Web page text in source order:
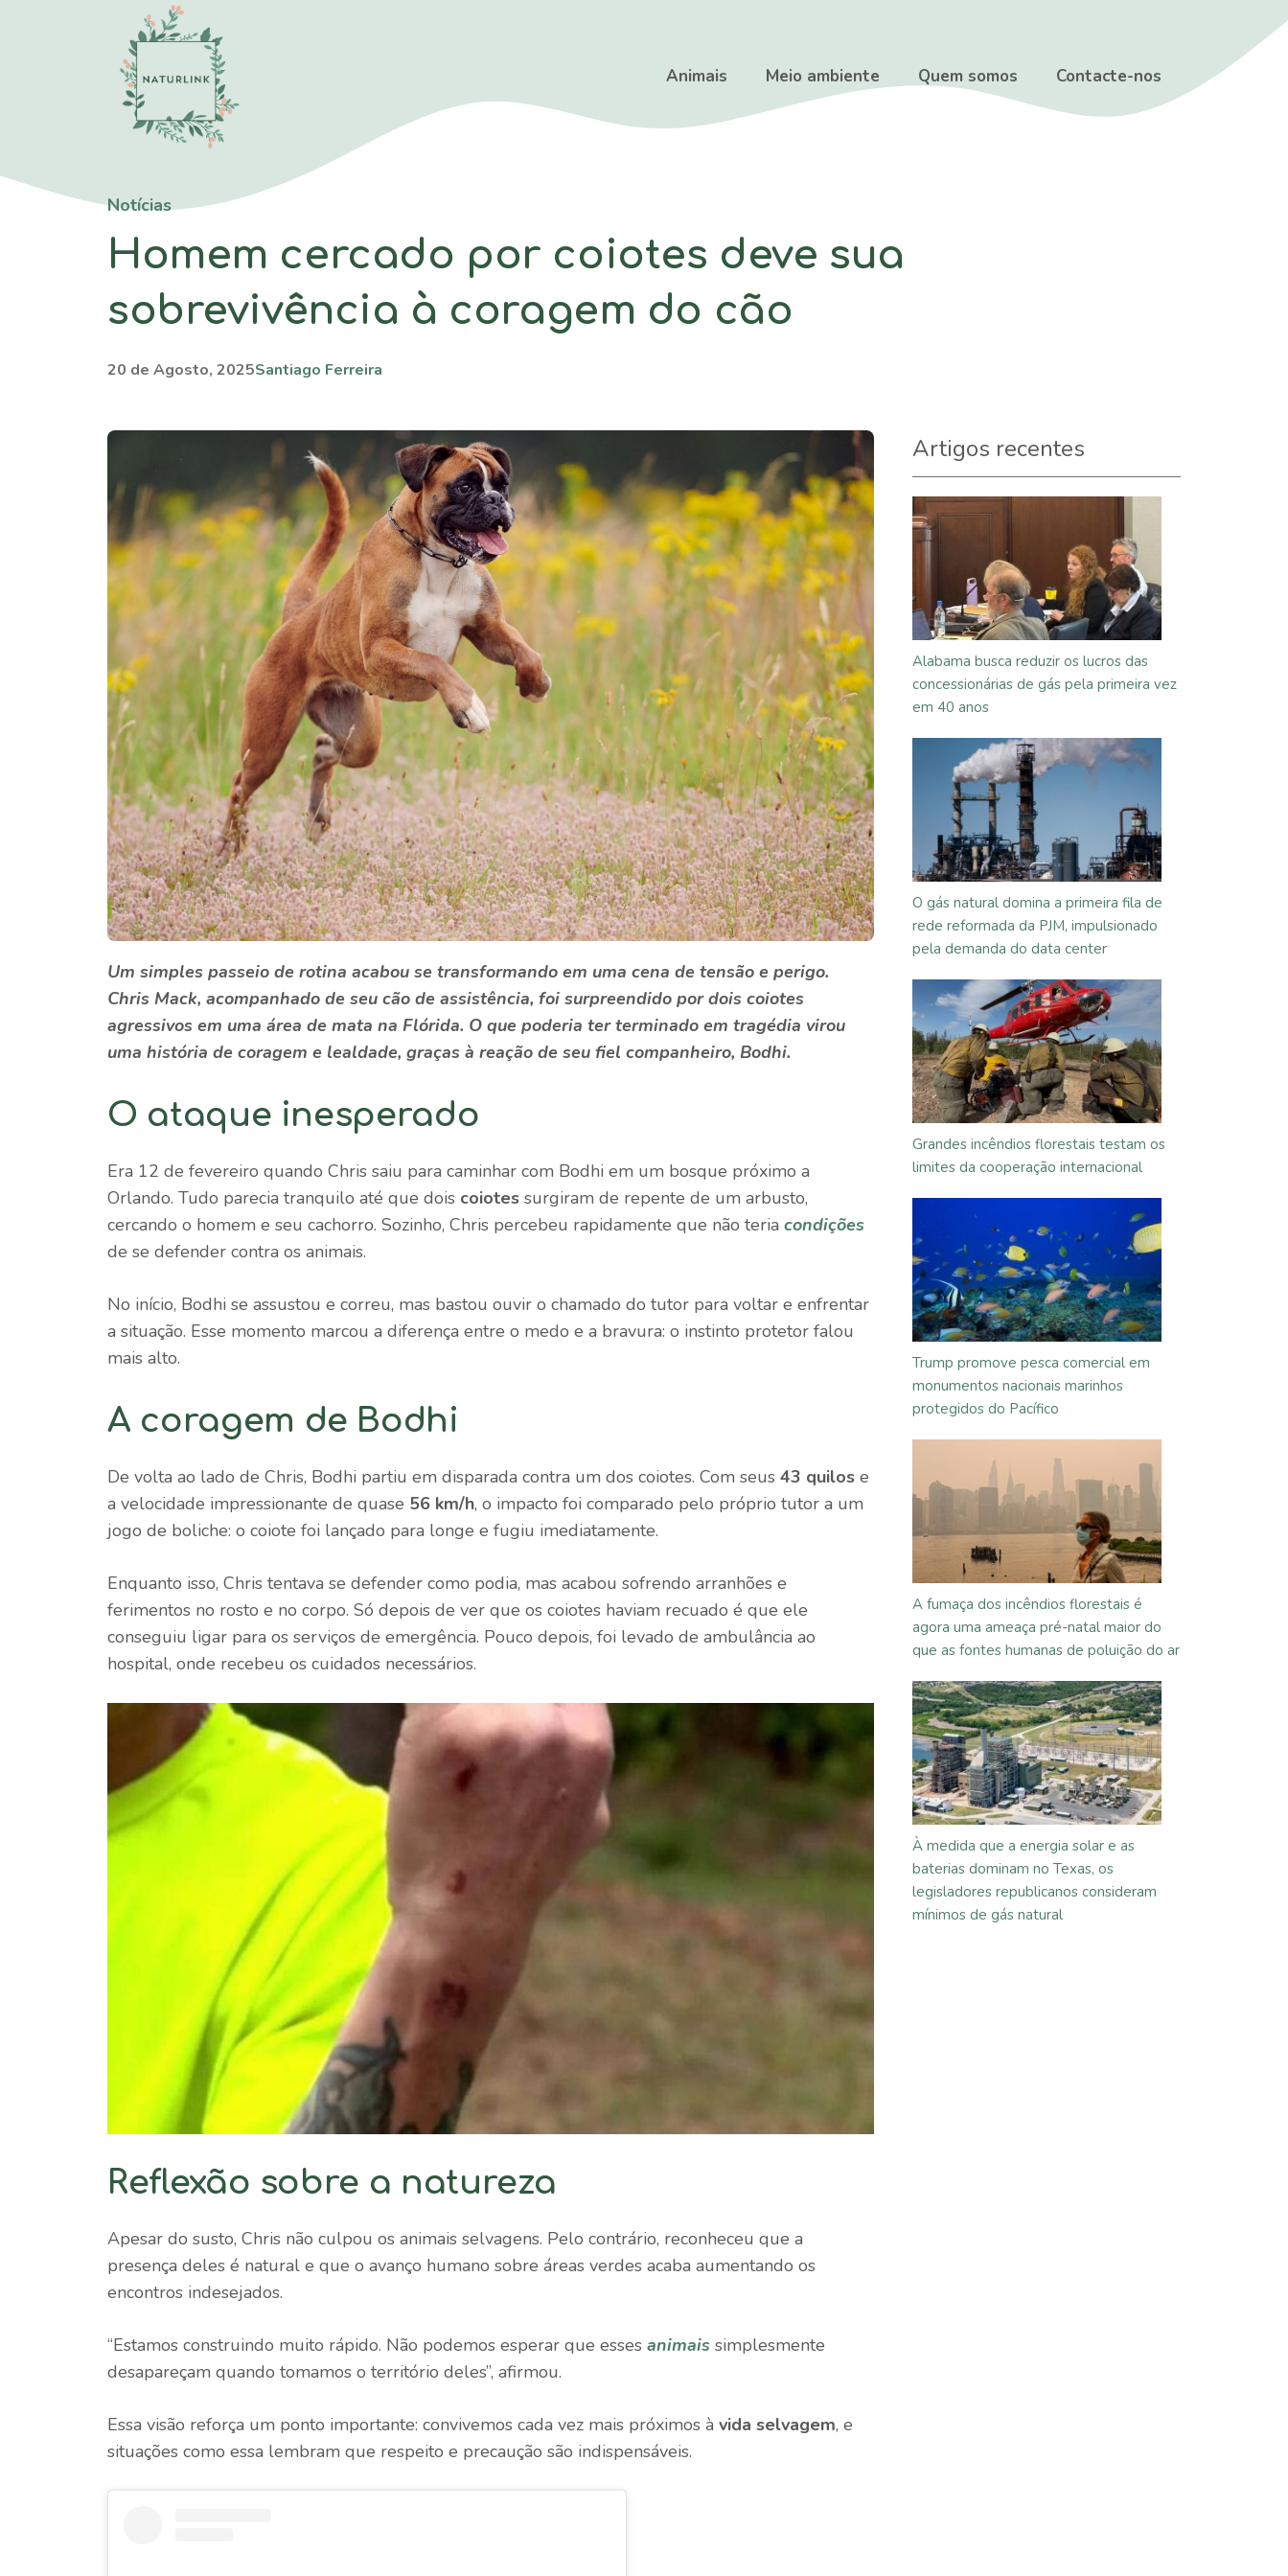
Animais Meio ambiente Quem somos Contacte-nos
Notícias
Homem cercado por coiotes deve sua
sobrevivência à coragem do cão
20 de Agosto, 2025Santiago Ferreira
Um simples passeio de rotina acabou se transformando em uma cena de tensão e perigo.
Chris Mack, acompanhado de seu cão de assistência, foi surpreendido por dois coiotes
agressivos em uma área de mata na Flórida. O que poderia ter terminado em tragédia virou
uma história de coragem e lealdade, graças à reação de seu fiel companheiro, Bodhi.
O ataque inesperado
Era 12 de fevereiro quando Chris saiu para caminhar com Bodhi em um bosque próximo a
Orlando. Tudo parecia tranquilo até que dois coiotes surgiram de repente de um arbusto,
cercando o homem e seu cachorro. Sozinho, Chris percebeu rapidamente que não teria condições
de se defender contra os animais.
No início, Bodhi se assustou e correu, mas bastou ouvir o chamado do tutor para voltar e enfrentar
a situação. Esse momento marcou a diferença entre o medo e a bravura: o instinto protetor falou
mais alto.
A coragem de Bodhi
De volta ao lado de Chris, Bodhi partiu em disparada contra um dos coiotes. Com seus 43 quilos e
a velocidade impressionante de quase 56 km/h, o impacto foi comparado pelo próprio tutor a um
jogo de boliche: o coiote foi lançado para longe e fugiu imediatamente.
Enquanto isso, Chris tentava se defender como podia, mas acabou sofrendo arranhões e
ferimentos no rosto e no corpo. Só depois de ver que os coiotes haviam recuado é que ele
conseguiu ligar para os serviços de emergência. Pouco depois, foi levado de ambulância ao
hospital, onde recebeu os cuidados necessários.
Reflexão sobre a natureza
Apesar do susto, Chris não culpou os animais selvagens. Pelo contrário, reconheceu que a
presença deles é natural e que o avanço humano sobre áreas verdes acaba aumentando os
encontros indesejados.
“Estamos construindo muito rápido. Não podemos esperar que esses animais simplesmente
desapareçam quando tomamos o território deles”, afirmou.
Essa visão reforça um ponto importante: convivemos cada vez mais próximos à vida selvagem, e
situações como essa lembram que respeito e precaução são indispensáveis.
Artigos recentes
Alabama busca reduzir os lucros das
concessionárias de gás pela primeira vez
em 40 anos
O gás natural domina a primeira fila de
rede reformada da PJM, impulsionado
pela demanda do data center
Grandes incêndios florestais testam os
limites da cooperação internacional
Trump promove pesca comercial em
monumentos nacionais marinhos
protegidos do Pacífico
A fumaça dos incêndios florestais é
agora uma ameaça pré-natal maior do
que as fontes humanas de poluição do ar
À medida que a energia solar e as
baterias dominam no Texas, os
legisladores republicanos consideram
mínimos de gás natural